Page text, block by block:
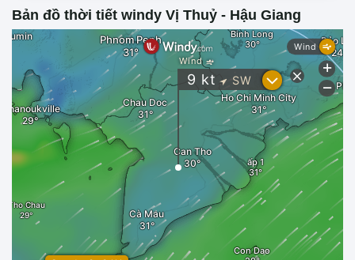
Bản đồ thời tiết windy Vị Thuỷ - Hậu Giang